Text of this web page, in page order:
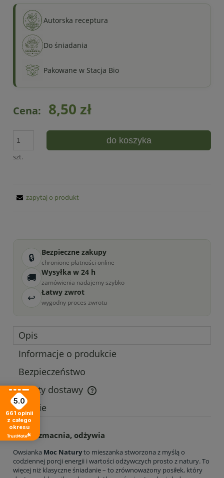
Autorska receptura
Do śniadania
Pakowane w Stacja Bio
Cena: 8,50 zł
szt.
do koszyka
zapytaj o produkt
🔒 Bezpieczne zakupy
chronione płatności online
🚚 Wysyłka w 24 h
zamówienia nadajemy szybko
↩ Łatwy zwrot
wygodny proces zwrotu
Opis
Informacje o produkcie
Bezpieczeństwo
Koszty dostawy
Cena nie zawiera ewentualnych kosztów płatności
Opinie
Syci, wzmacnia, odżywia
Owsianka Moc Naturyto mieszanka stworzona z myślą o
codziennej porcji energii i wartości odżywczych prosto z natury. To
więcej niż klasyczne śniadanie – to zrównoważony posiłek, który
5.0
661 opinii
z całego
okresu